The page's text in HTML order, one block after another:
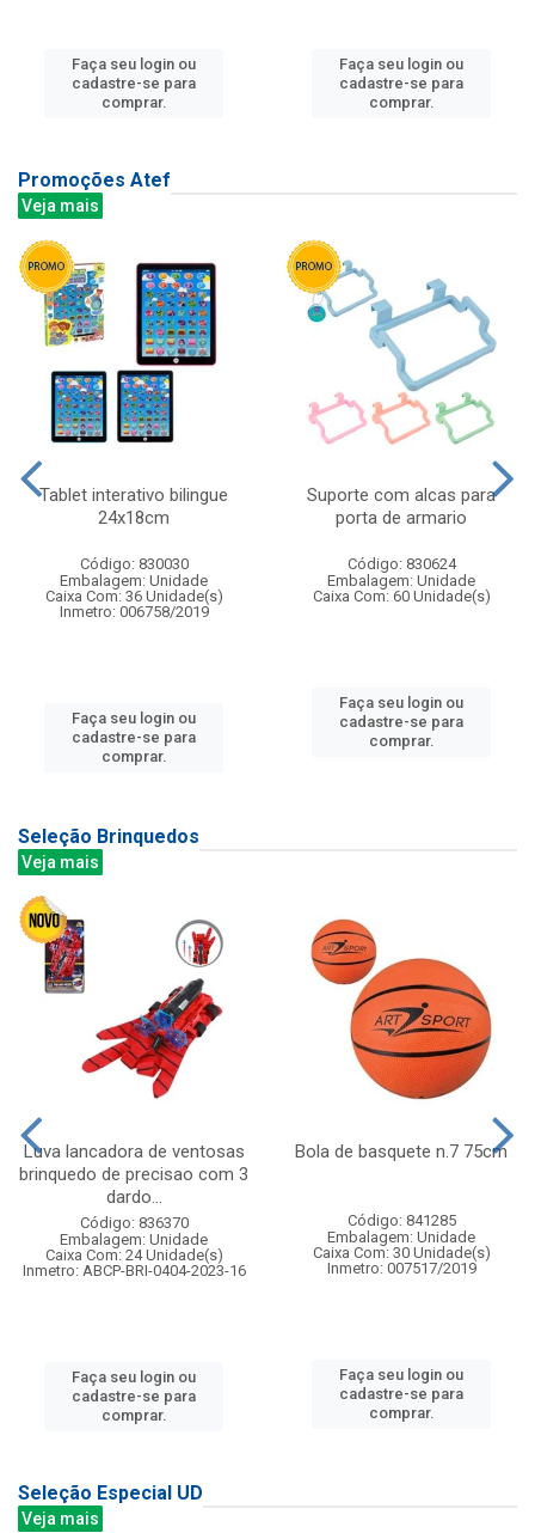
Faça seu login ou
cadastre-se para
comprar.
Faça seu login ou
cadastre-se para
comprar.
Promoções Atef
Veja mais
Tablet interativo bilingue
24x18cm
Código: 830030
Embalagem: Unidade
Caixa Com: 36 Unidade(s)
Inmetro: 006758/2019
Faça seu login ou
cadastre-se para
comprar.
Suporte com alcas para
porta de armario
Código: 830624
Embalagem: Unidade
Caixa Com: 60 Unidade(s)
Faça seu login ou
cadastre-se para
comprar.
Seleção Brinquedos
Veja mais
Luva lancadora de ventosas
brinquedo de precisao com 3
dardo...
Código: 836370
Embalagem: Unidade
Caixa Com: 24 Unidade(s)
Inmetro: ABCP-BRI-0404-2023-16
Faça seu login ou
cadastre-se para
comprar.
Bola de basquete n.7 75cm
Código: 841285
Embalagem: Unidade
Caixa Com: 30 Unidade(s)
Inmetro: 007517/2019
Faça seu login ou
cadastre-se para
comprar.
Seleção Especial UD
Veja mais